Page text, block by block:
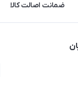
ضمانت اصالت کالا